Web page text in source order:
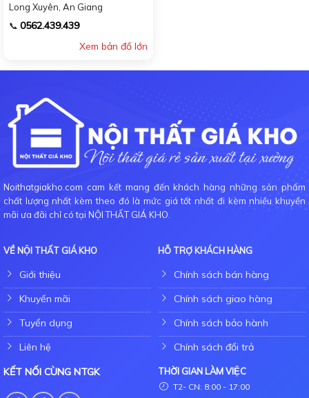
Long Xuyên, An Giang
📞 0562.439.439
Xem bản đồ lớn
Noithatgiakho.com cam kết mang đến khách hàng những sản phẩm
chất lượng nhất kèm theo đó là mức giá tốt nhất đi kèm nhiều khuyến
mãi ưa đãi chỉ có tại NỘI THẤT GIÁ KHO.
VỀ NỘI THẤT GIÁ KHO
Giới thiệu
Khuyến mãi
Tuyển dụng
Liên hệ
HỖ TRỢ KHÁCH HÀNG
Chính sách bán hàng
Chính sách giao hàng
Chính sách bảo hành
Chính sách đổi trả
KẾT NỐI CÙNG NTGK
THỜI GIAN LÀM VIỆC
T2- CN: 8:00 - 17:00